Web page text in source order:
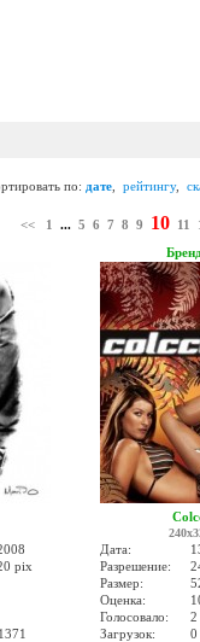
по: дате рейтингу,
<< 1 ... 5 6 7 8 9 10 11
pix
Дата:
Разрешение:
Размер:
Оценка:
Голосовало:
2
Загрузок:
0